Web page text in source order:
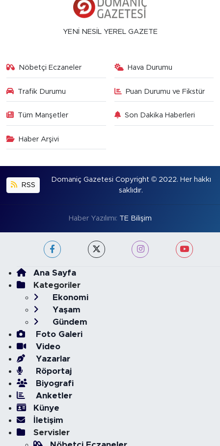
YENİ NESİL YEREL GAZETE
Nöbetçi Eczaneler Hava Durumu
Trafik Durumu Puan Durumu ve Fikstür
Tüm Manşetler Son Dakika Haberleri
Haber Arşivi
RSS
Domaniç Gazetesi Copyright © 2022. Her hakkı
saklıdır.
Haber Yazılımı: TE Bilişim
Ana Sayfa
Kategoriler
Ekonomi
Yaşam
Gündem
Foto Galeri
Video
Yazarlar
Röportaj
Biyografi
Anketler
Künye
İletişim
Servisler